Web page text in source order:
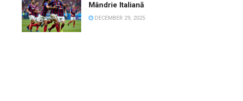
Mândrie Italiană
DECEMBER 29, 2025